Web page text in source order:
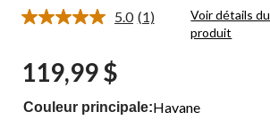
5.0 Lire
même
(1)
Voir détails du
produit
119,99 $
Couleur principale:Havane